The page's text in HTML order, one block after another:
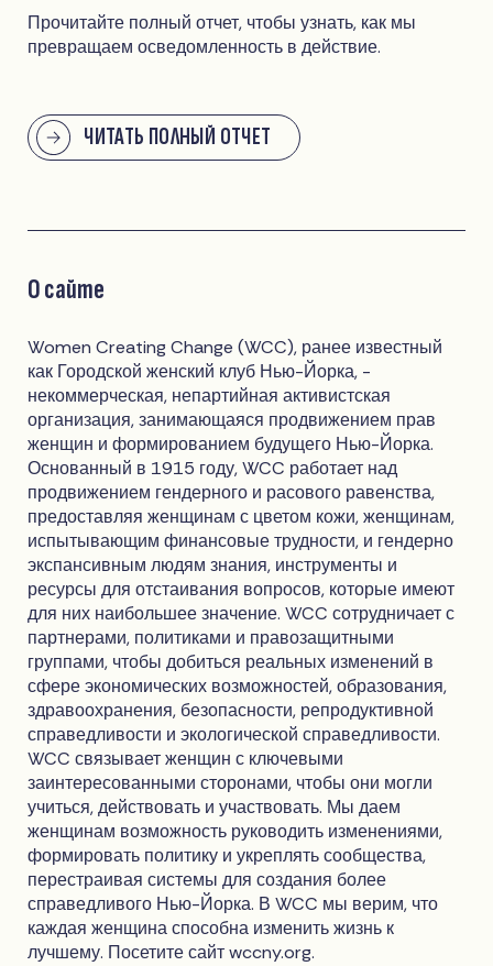
Прочитайте полный отчет, чтобы узнать, как мы
превращаем осведомленность в действие.
ЧИТАТЬ ПОЛНЫЙ ОТЧЕТ
О сайте
Women Creating Change (WCC), ранее известный
как Городской женский клуб Нью-Йорка, -
некоммерческая, непартийная активистская
организация, занимающаяся продвижением прав
женщин и формированием будущего Нью-Йорка.
Основанный в 1915 году, WCC работает над
продвижением гендерного и расового равенства,
предоставляя женщинам с цветом кожи, женщинам,
испытывающим финансовые трудности, и гендерно
экспансивным людям знания, инструменты и
ресурсы для отстаивания вопросов, которые имеют
для них наибольшее значение. WCC сотрудничает с
партнерами, политиками и правозащитными
группами, чтобы добиться реальных изменений в
сфере экономических возможностей, образования,
здравоохранения, безопасности, репродуктивной
справедливости и экологической справедливости.
WCC связывает женщин с ключевыми
заинтересованными сторонами, чтобы они могли
учиться, действовать и участвовать. Мы даем
женщинам возможность руководить изменениями,
формировать политику и укреплять сообщества,
перестраивая системы для создания более
справедливого Нью-Йорка. В WCC мы верим, что
каждая женщина способна изменить жизнь к
лучшему. Посетите сайт wccny.org.